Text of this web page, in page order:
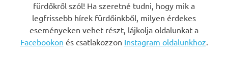
fürdőkről szól! Ha szeretné tudni, hogy mik a
legfrissebb hírek fürdőinkből, milyen érdekes
eseményeken vehet részt, lájkolja oldalunkat a
Facebookon és csatlakozzon Instagram oldalunkhoz.